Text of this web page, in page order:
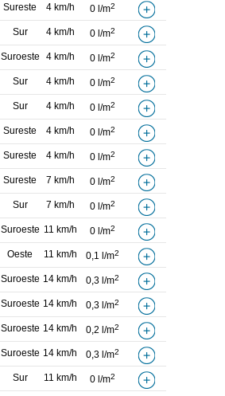
Sureste 4 km/h 0 l/m2
Sur 4 km/h 0 l/m2
Suroeste 4 km/h 0 l/m2
Sur 4 km/h 0 l/m2
Sur 4 km/h 0 l/m2
Sureste 4 km/h 0 l/m2
Sureste 4 km/h 0 l/m2
Sureste 7 km/h 0 l/m2
Sur 7 km/h 0 l/m2
Suroeste 11 km/h 0 l/m2
Oeste 11 km/h 0,1 l/m2
Suroeste 14 km/h 0,3 l/m2
Suroeste 14 km/h 0,3 l/m2
Suroeste 14 km/h 0,2 l/m2
Suroeste 14 km/h 0,3 l/m2
Sur 11 km/h 0 l/m2